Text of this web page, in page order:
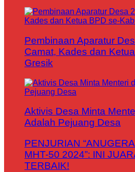
Pembinaan Aparatur
Camat, Kades dan
Gresik
Aktivis Desa Minta
Adalah Pejuang Desa
PENJURIAN
MHT-50 2024”: INI
TERBAIK!